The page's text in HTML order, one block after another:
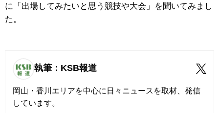
に「出場してみたいと思う競技や大会」を聞いてみまし
た。
執筆：KSB報道
岡山・香川エリアを中心に日々ニュースを取材、発信
しています。